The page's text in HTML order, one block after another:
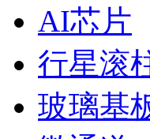
AI芯片
行星滚
玻璃基